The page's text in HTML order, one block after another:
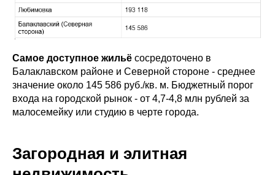
Самое доступное жильё сосредоточено в
Балаклавском районе и Северной стороне - среднее
значение около 145 586 руб./кв. м. Бюджетный порог
входа на городской рынок - от 4,7-4,8 млн рублей за
малосемейку или студию в черте города.
Загородная и элитная